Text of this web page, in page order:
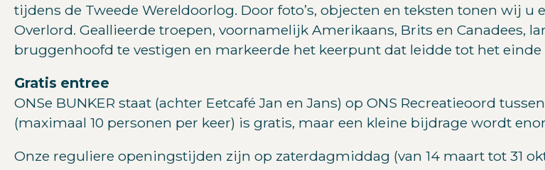
tijdens de Tweede Wereldoorlog. Door foto’s, objecten en teksten tonen wij
Overlord. Geallieerde troepen, voornamelijk Amerikaans, Brits en Canadees,
bruggenhoofd te vestigen en markeerde het keerpunt dat leidde tot het einde
Gratis entree
ONSe BUNKER staat (achter Eetcafé Jan en Jans) op ONS Recreatieoord
(maximaal 10 personen per keer) is gratis, maar een kleine bijdrage wordt
Onze reguliere openingstijden zijn op zaterdagmiddag (van 14 maart tot 31